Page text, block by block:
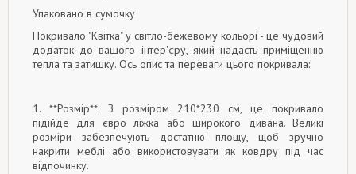
Упаковано в сумочку
Покривало "Квітка" у світло-бежевому кольорі - це чудовий
додаток до вашого інтер'єру, який надасть приміщенню
тепла та затишку. Ось опис та переваги цього покривала:
1. **Розмір**: З розміром 210*230 см, це покривало
підійде для євро ліжка або широкого дивана. Великі
розміри забезпечують достатню площу, щоб зручно
накрити меблі або використовувати як ковдру під час
відпочинку.